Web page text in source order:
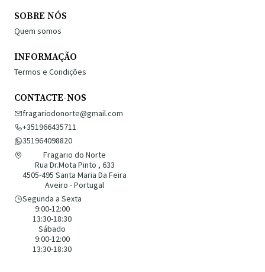
SOBRE NÓS
Quem somos
INFORMAÇÃO
Termos e Condições
CONTACTE-NOS
fragariodonorte@gmail.com
+351966435711
351964098820
Fragario do Norte
Rua Dr.Mota Pinto , 633
4505-495 Santa Maria Da Feira
Aveiro - Portugal
Segunda a Sexta
9:00-12:00
13:30-18:30
Sábado
9:00-12:00
13:30-18:30